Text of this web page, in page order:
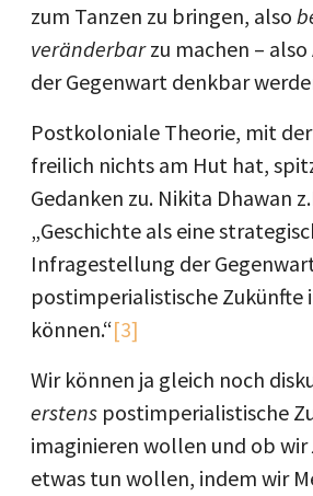
zum Tanzen zu bringen, also
veränderbarzu machen –
der Gegenwart denkbar
Postkoloniale Theorie, mit der
freilich nichts am Hut hat,
Gedanken zu. Nikita Dhawan
„Geschichte als eine
Infragestellung der
postimperialistische Zukünfte
können.“[3]
Wir können ja gleich noch
erstens postimperialistische
imaginieren wollen und ob wir
etwas tun wollen, indem wir